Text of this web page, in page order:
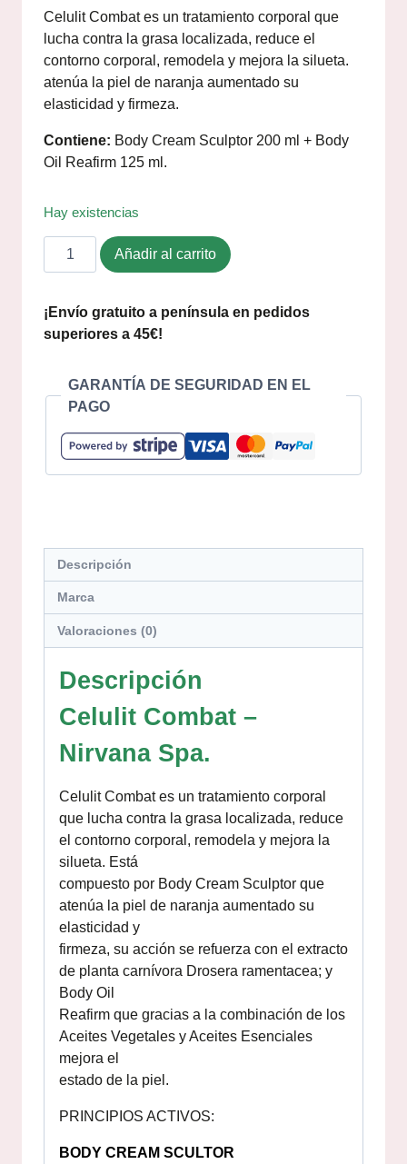
Celulit Combat es un tratamiento corporal que
lucha contra la grasa localizada, reduce el
contorno corporal, remodela y mejora la silueta.
atenúa la piel de naranja aumentado su
elasticidad y firmeza.
Contiene: Body Cream Sculptor 200 ml + Body
Oil Reafirm 125 ml.
Hay existencias
Añadir al carrito
¡Envío gratuito a península en pedidos
superiores a 45€!
GARANTÍA DE SEGURIDAD EN EL
PAGO
Descripción
Marca
Valoraciones (0)
Descripción
Celulit Combat –
Nirvana Spa.
Celulit Combat es un tratamiento corporal
que lucha contra la grasa localizada, reduce
el contorno corporal, remodela y mejora la
silueta. Está
compuesto por Body Cream Sculptor que
atenúa la piel de naranja aumentado su
elasticidad y
firmeza, su acción se refuerza con el extracto
de planta carnívora Drosera ramentacea; y
Body Oil
Reafirm que gracias a la combinación de los
Aceites Vegetales y Aceites Esenciales
mejora el
estado de la piel.
PRINCIPIOS ACTIVOS:
BODY CREAM SCULTOR